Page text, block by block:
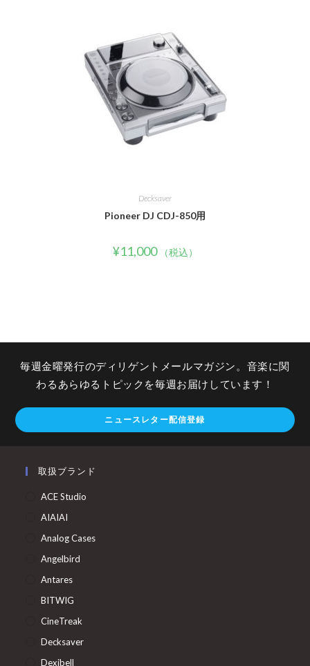
Decksaver
Pioneer DJ CDJ-850用
¥11,000 （税込）
毎週金曜発行のディリゲントメールマガジン。音楽に関
わるあらゆるトピックを毎週お届けしています！
ニュースレター配信登録
取扱ブランド
ACE Studio
AIAIAI
Analog Cases
Angelbird
Antares
BITWIG
CineTreak
Decksaver
Dexibell